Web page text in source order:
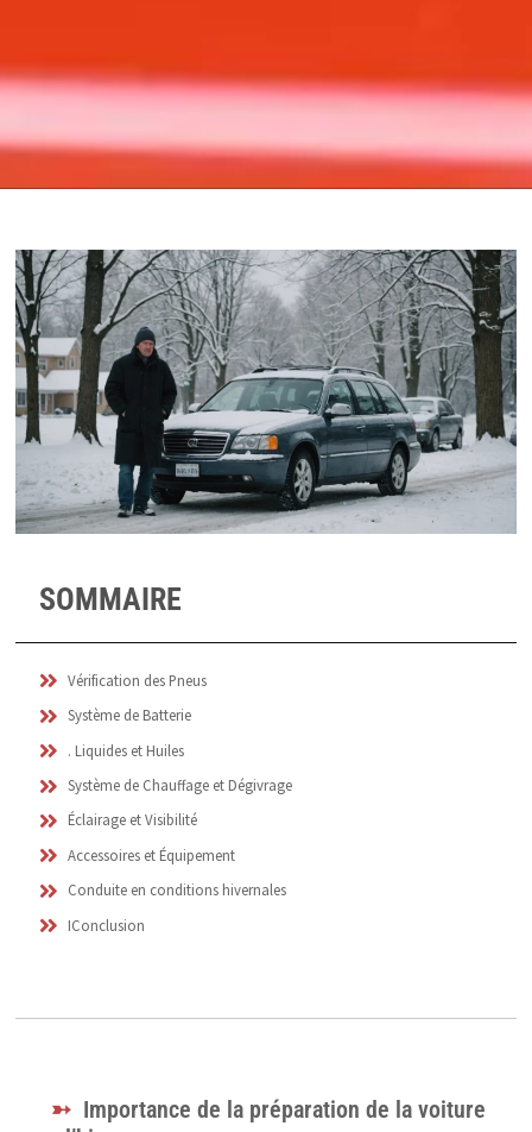
SOMMAIRE
Vérification des Pneus
Système de Batterie
. Liquides et Huiles
Système de Chauffage et Dégivrage
Éclairage et Visibilité
Accessoires et Équipement
Conduite en conditions hivernales
IConclusion
Importance de la préparation de la voiture